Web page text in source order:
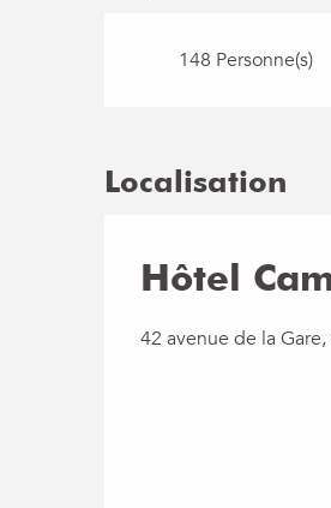
148 Personne(s)
Localisation
Hôtel
42 avenue de la